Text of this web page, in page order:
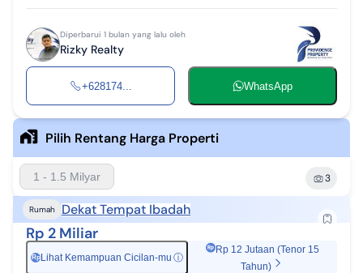
Diperbarui 1 bulan yang lalu oleh
Rizky Realty
+628174... WhatsApp
Pilih Rentang Harga Properti
1 - 1.5 Milyar 3
Rumah Dekat Tempat Ibadah
Rp 2 Miliar
Rp Lihat Kemampuan Cicilan-mu ⓘ
Rp 12 Jutaan (Tenor 15
Tahun)